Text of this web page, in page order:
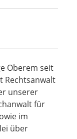
Oberem seit
Rechtsanwalt
unserer
für
im
über